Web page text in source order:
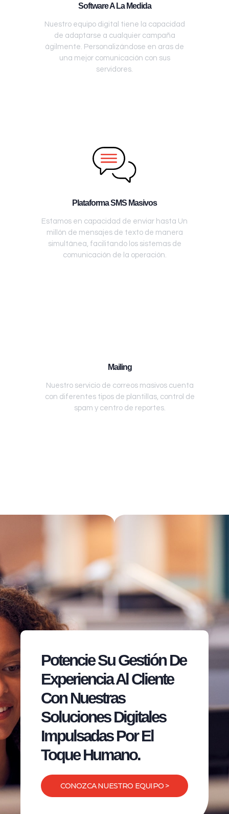
Software A La Medida
Nuestro equipo digital tiene la capacidad
de adaptarse a cualquier campaña
ágilmente. Personalizándose en aras de
una mejor comunicación con sus
servidores.
Plataforma SMS Masivos
Estamos en capacidad de enviar hasta Un
millón de mensajes de texto de manera
simultánea, facilitando los sistemas de
comunicación de la operación.
Mailing
Nuestro servicio de correos masivos cuenta
con diferentes tipos de plantillas, control de
spam y centro de reportes.
Potencie Su Gestión De
Experiencia Al Cliente
Con Nuestras
Soluciones Digitales
Impulsadas Por El
Toque Humano.
CONOZCA NUESTRO EQUIPO >